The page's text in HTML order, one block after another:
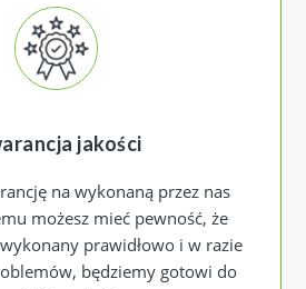
jakości
na wykonaną przez nas
możesz mieć pewność, że
prawidłowo i w razie
będziemy gotowi do